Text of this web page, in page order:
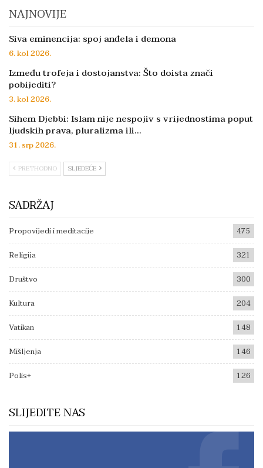
NAJNOVIJE
Siva eminencija: spoj anđela i demona
6. kol 2026.
Između trofeja i dostojanstva: Što doista znači
pobijediti?
3. kol 2026.
Sihem Djebbi: Islam nije nespojiv s vrijednostima poput
ljudskih prava, pluralizma ili…
31. srp 2026.
PRETHODNO SLJEDEĆE
SADRŽAJ
Propovijedi i meditacije
475
Religija
321
Društvo
300
Kultura
204
Vatikan
148
Mišljenja
146
Polis+
126
SLIJEDITE NAS